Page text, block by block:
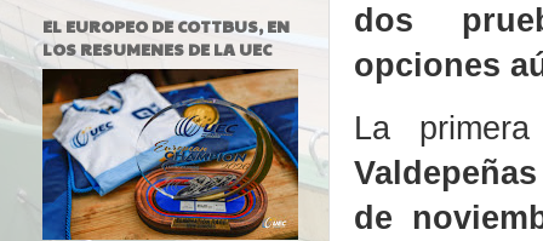
dos
opciones
La
de
EL EUROPEO DE COTTBUS, EN
LOS RESUMENES DE LA UEC